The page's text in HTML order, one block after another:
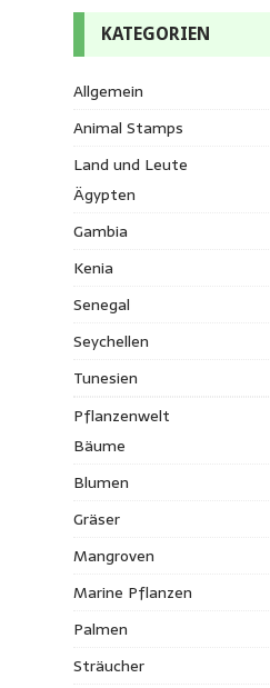
KATEGORIEN
Allgemein
Animal Stamps
Land und Leute
Ägypten
Gambia
Kenia
Senegal
Seychellen
Tunesien
Pflanzenwelt
Bäume
Blumen
Gräser
Mangroven
Marine Pflanzen
Palmen
Sträucher